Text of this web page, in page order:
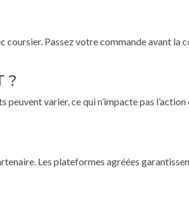
coursier. Passez votre commande avant la
?
varier, ce qui n’impacte pas
Les plateformes agréées